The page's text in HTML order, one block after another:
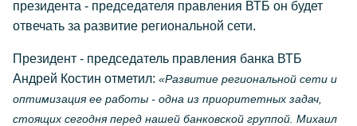
президента - председателя правления ВТБ он будет
отвечать за развитие региональной сети.
Президент - председатель правления банка ВТБ
Андрей Костин отметил: «Развитие региональной сети и
оптимизация ее работы - одна из приоритетных задач,
стоящих сегодня перед нашей банковской группой. Михаил